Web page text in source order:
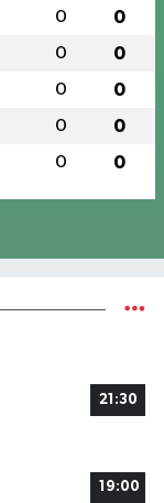
0 0
0 0
0 0
0 0
0 0
21:30
19:00